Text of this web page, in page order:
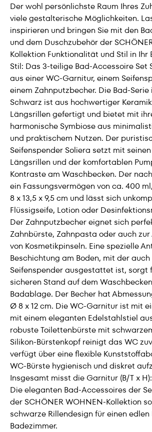
Der wohl persönlichste Raum Ihres
viele gestalterische Möglichkeiten.
inspirieren und bringen Sie mit den
und dem Duschzubehör der
Kollektion Funktionalität und Stil in Ihr
Stil: Das 3-teilige Bad-Accessoire Set
aus einer WC-Garnitur, einem
einem Zahnputzbecher. Die Bad-
Schwarz ist aus hochwertiger
Längsrillen gefertigt und bietet mit
harmonische Symbiose aus
und praktischem Nutzen. Der
Seifenspender Soliera setzt mit
Längsrillen und der komfortablen
Kontraste am Waschbecken. Der
ein Fassungsvermögen von ca. 400
8 x 13,5 x 9,5 cm und lässt sich
Flüssigseife, Lotion oder
Der Zahnputzbecher eignet sich
Zahnbürste, Zahnpasta oder auch
von Kosmetikpinseln. Eine spezielle
Beschichtung am Boden, mit der
Seifenspender ausgestattet ist, sorgt
sicheren Stand auf dem
Badablage. Der Becher hat
Ø 8 x 12 cm. Die WC-Garnitur ist mit
mit einem eleganten Edelstahlstiel
robuste Toilettenbürste mit
Silikon-Bürstenkopf reinigt das WC
verfügt über eine flexible
WC-Bürste hygienisch und diskret
Insgesamt misst die Garnitur (B/T x
Die eleganten Bad-Accessoires der
der SCHÖNER WOHNEN-Kollektion
schwarze Rillendesign für einen edlen
Badezimmer.